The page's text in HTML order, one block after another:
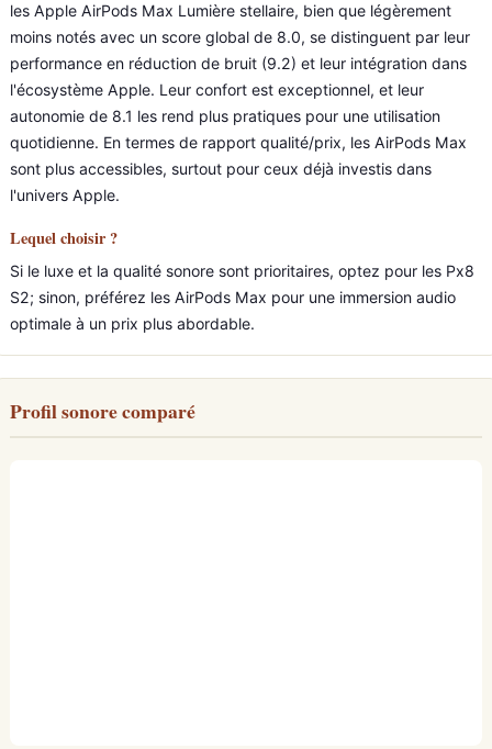
les Apple AirPods Max Lumière stellaire, bien que légèrement
moins notés avec un score global de 8.0, se distinguent par leur
performance en réduction de bruit (9.2) et leur intégration dans
l'écosystème Apple. Leur confort est exceptionnel, et leur
autonomie de 8.1 les rend plus pratiques pour une utilisation
quotidienne. En termes de rapport qualité/prix, les AirPods Max
sont plus accessibles, surtout pour ceux déjà investis dans
l'univers Apple.
Lequel choisir ?
Si le luxe et la qualité sonore sont prioritaires, optez pour les Px8
S2; sinon, préférez les AirPods Max pour une immersion audio
optimale à un prix plus abordable.
Profil sonore comparé